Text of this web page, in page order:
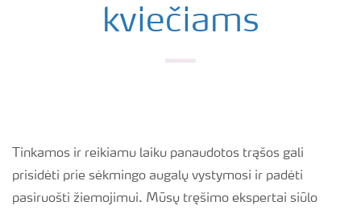
kviečiams
Tinkamos ir reikiamu laiku panaudotos trąšos gali
prisidėti prie sėkmingo augalų vystymosi ir padėti
pasiruošti žiemojimui. Mūsų tręšimo ekspertai siūlo